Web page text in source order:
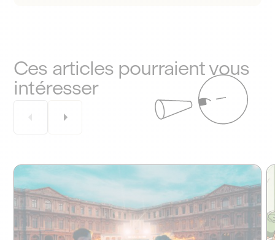
Ces articles pourraient vous
intéresser